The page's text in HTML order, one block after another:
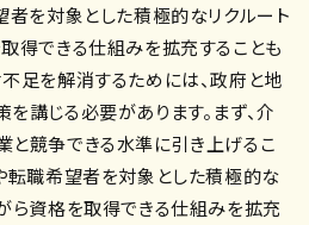
者を対象とした積極的なリクルート
得できる仕組みを拡充することも
足を解消するためには、政府と地
講じる必要があります。まず、介
競争できる水準に引き上げるこ
転職希望者を対象とした積極的な
ら資格を取得できる仕組みを拡充